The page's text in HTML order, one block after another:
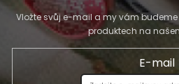
Vložte svůj e-mail a my vám
produktech na
E-mail